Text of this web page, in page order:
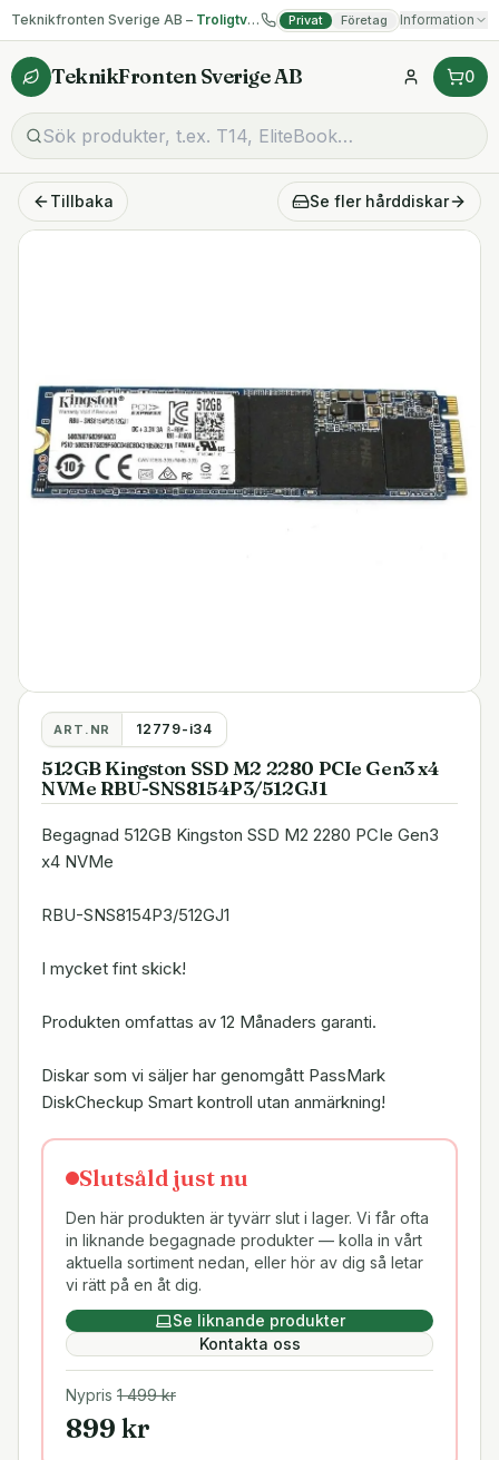
Teknikfronten Sverige AB – Troligtvis billigast på begagnad IT! Privat Företag Information
TeknikFronten Sverige AB 0
Tillbaka Se fler hårddiskar
ART.NR 12779-i34
512GB Kingston SSD M2 2280 PCIe Gen3 x4
NVMe RBU-SNS8154P3/512GJ1
Begagnad 512GB Kingston SSD M2 2280 PCIe Gen3
x4 NVMe
RBU-SNS8154P3/512GJ1
I mycket fint skick!
Produkten omfattas av 12 Månaders garanti.
Diskar som vi säljer har genomgått PassMark
DiskCheckup Smart kontroll utan anmärkning!
Slutsåld just nu
Den här produkten är tyvärr slut i lager. Vi får ofta
in liknande begagnade produkter — kolla in vårt
aktuella sortiment nedan, eller hör av dig så letar
vi rätt på en åt dig.
Se liknande produkter
Kontakta oss
Nypris 1 499kr
899 kr